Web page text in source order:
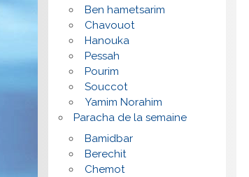
Ben hametsarim
Chavouot
Hanouka
Pessah
Pourim
Souccot
Yamim Norahim
Paracha de la semaine
Bamidbar
Berechit
Chemot